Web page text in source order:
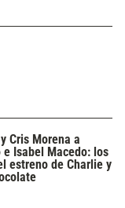
Cris Morena a
Isabel Macedo: los
estreno de Charlie y